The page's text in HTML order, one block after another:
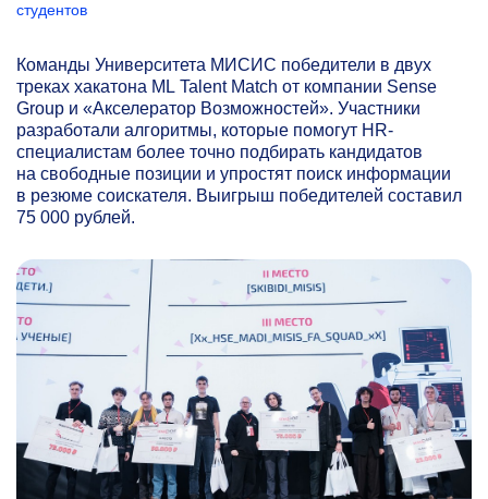
студентов
Команды Университета МИСИС победители в двух
треках хакатона ML Talent Match от компании Sense
Group и «Акселератор Возможностей». Участники
разработали алгоритмы, которые помогут HR-
специалистам более точно подбирать кандидатов
на свободные позиции и упростят поиск информации
в резюме соискателя. Выигрыш победителей составил
75 000 рублей.